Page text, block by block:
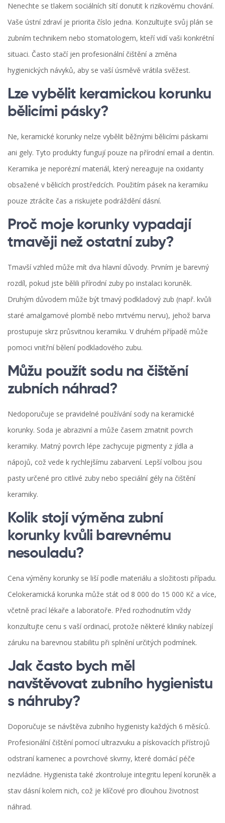
Nenechte se tlakem sociálních sítí donutit k rizikovému chování.
Vaše ústní zdraví je priorita číslo jedna. Konzultujte svůj plán se
zubním technikem nebo stomatologem, kteří vidí vaši konkrétní
situaci. Často stačí jen profesionální čištění a změna
hygienických návyků, aby se vaší úsměvě vrátila svěžest.
Lze vybělit keramickou korunku
bělicími pásky?
Ne, keramické korunky nelze vybělit běžnými bělicími páskami
ani gely. Tyto produkty fungují pouze na přírodní email a dentin.
Keramika je neporézní materiál, který nereaguje na oxidanty
obsažené v bělicích prostředcích. Použitím pásek na keramiku
pouze ztrácíte čas a riskujete podráždění dásní.
Proč moje korunky vypadají
tmavěji než ostatní zuby?
Tmavší vzhled může mít dva hlavní důvody. Prvním je barevný
rozdíl, pokud jste bělili přírodní zuby po instalaci koruněk.
Druhým důvodem může být tmavý podkladový zub (např. kvůli
staré amalgamové plombě nebo mrtvému nervu), jehož barva
prostupuje skrz průsvitnou keramiku. V druhém případě může
pomoci vnitřní bělení podkladového zubu.
Můžu použít sodu na čištění
zubních náhrad?
Nedoporučuje se pravidelné používání sody na keramické
korunky. Soda je abrazivní a může časem zmatnit povrch
keramiky. Matný povrch lépe zachycuje pigmenty z jídla a
nápojů, což vede k rychlejšímu zabarvení. Lepší volbou jsou
pasty určené pro citlivé zuby nebo speciální gély na čištění
keramiky.
Kolik stojí výměna zubní
korunky kvůli barevnému
nesouladu?
Cena výměny korunky se liší podle materiálu a složitosti případu.
Celokeramická korunka může stát od 8 000 do 15 000 Kč a více,
včetně prací lékaře a laboratoře. Před rozhodnutím vždy
konzultujte cenu s vaší ordinací, protože některé kliniky nabízejí
záruku na barevnou stabilitu při splnění určitých podmínek.
Jak často bych měl
navštěvovat zubního hygienistu
s náhruby?
Doporučuje se návštěva zubního hygienisty každých 6 měsíců.
Profesionální čištění pomocí ultrazvuku a pískovacích přístrojů
odstraní kamenec a povrchové skvrny, které domácí péče
nezvládne. Hygienista také zkontroluje integritu lepení koruněk a
stav dásní kolem nich, což je klíčové pro dlouhou životnost
náhrad.